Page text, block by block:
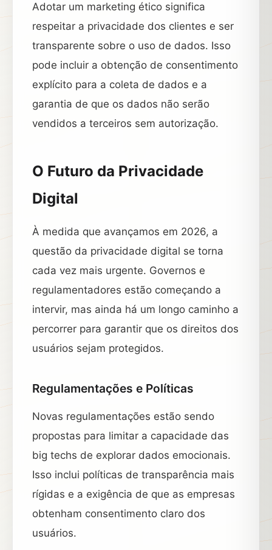
Adotar um marketing ético significa
respeitar a privacidade dos clientes e ser
transparente sobre o uso de dados. Isso
pode incluir a obtenção de consentimento
explícito para a coleta de dados e a
garantia de que os dados não serão
vendidos a terceiros sem autorização.
O Futuro da Privacidade
Digital
À medida que avançamos em 2026, a
questão da privacidade digital se torna
cada vez mais urgente. Governos e
regulamentadores estão começando a
intervir, mas ainda há um longo caminho a
percorrer para garantir que os direitos dos
usuários sejam protegidos.
Regulamentações e Políticas
Novas regulamentações estão sendo
propostas para limitar a capacidade das
big techs de explorar dados emocionais.
Isso inclui políticas de transparência mais
rígidas e a exigência de que as empresas
obtenham consentimento claro dos
usuários.